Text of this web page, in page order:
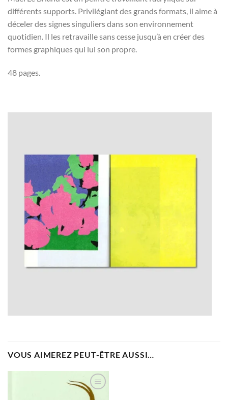
différents supports. Privilégiant des grands formats, il aime à
déceler des signes singuliers dans son environnement
quotidien. Il les retravaille sans cesse jusqu’à en créer des
formes graphiques qui lui son propre.
48 pages.
VOUS AIMEREZ PEUT-ÊTRE AUSSI…
Ajouter